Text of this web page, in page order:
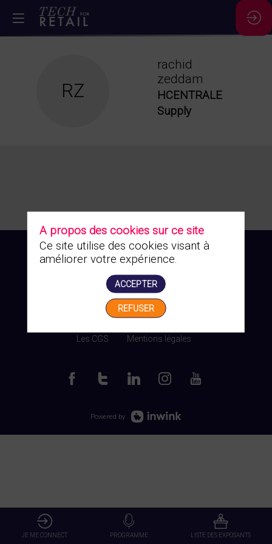
RZ
rachid
zeddam
HCENTRALE
Supply
Gérer mes cookies
Les CGS Mentions légales
Powered by
JE ME CONNECT PROGRAMME LISTE DES EXPOSANTS
A propos des cookies sur ce site
Ce site utilise des cookies visant à
améliorer votre expérience.
ACCEPTER
REFUSER